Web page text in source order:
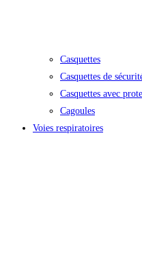
Casquettes
Casquettes de
Casquettes avec
Cagoules
Voies respiratoires